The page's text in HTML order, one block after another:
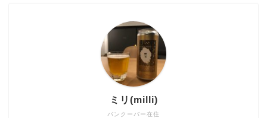
バンクーバー在住
ミリ(milli)